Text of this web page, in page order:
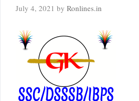
July 4, 2021 by Ronlines.in